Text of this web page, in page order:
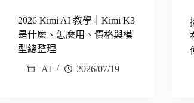
2026 Kimi AI 教學｜Kimi K3
是什麼、怎麼用、價格與模
型總整理
AI
2026/07/19